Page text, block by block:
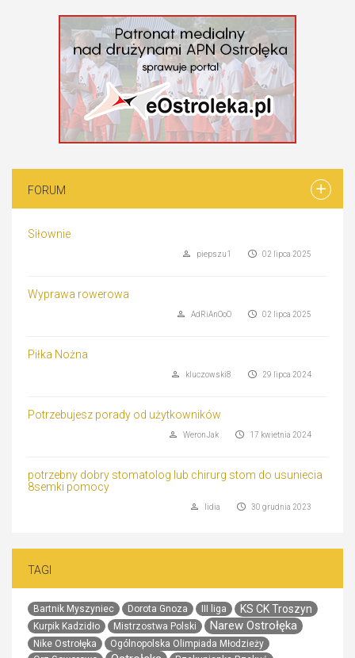
FORUM
Siłownie
02 lipca 2025
piepszu1
Wyprawa rowerowa
02 lipca 2025
AdRiAnOoO
Piłka Nożna
29 lipca 2024
kluczowski8
Potrzebujesz porady od użytkowników
17 kwietnia 2024
WeronJak
potrzebny dobry stomatolog lub chirurg stom do usuniecia
8semki pomocy
30 grudnia 2023
lidia
TAGI
Bartnik Myszyniec Dorota Gnoza III liga KS CK Troszyn
Kurpik Kadzidło Mistrzostwa Polski Narew Ostrołęka
Nike Ostrołęka
Ogólnopolska Olimpiada Młodzieży